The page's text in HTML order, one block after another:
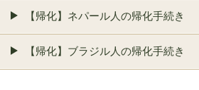
【帰化】ネパール人の帰化手続き
【帰化】ブラジル人の帰化手続き